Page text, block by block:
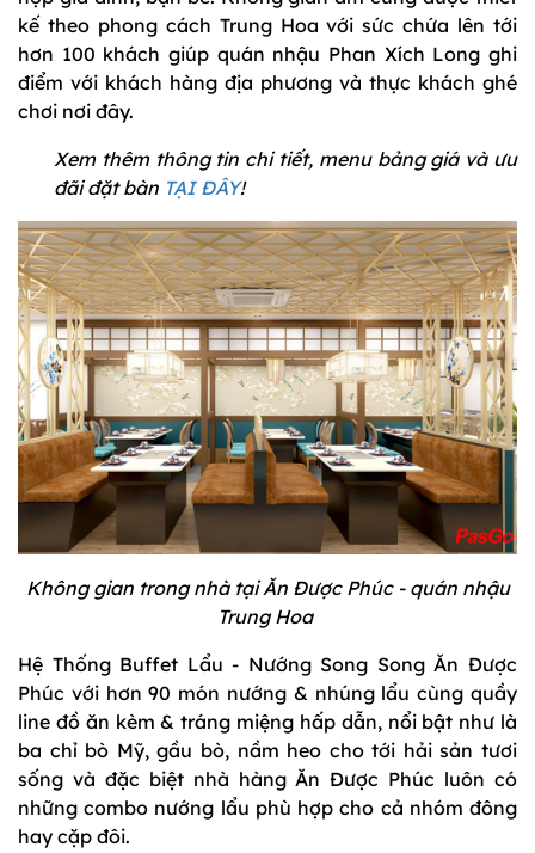
kế theo phong cách Trung Hoa với sức chứa lên tới
hơn 100 khách giúp quán nhậu Phan Xích Long ghi
điểm với khách hàng địa phương và thực khách ghé
chơi nơi đây.
Xem thêm thông tin chi tiết, menu bảng giá và ưu
đãi đặt bàn TẠI ĐÂY!
Không gian trong nhà tại Ăn Được Phúc - quán nhậu
Trung Hoa
Hệ Thống Buffet Lẩu - Nướng Song Song Ăn Được
Phúc với hơn 90 món nướng & nhúng lẩu cùng quầy
line đồ ăn kèm & tráng miệng hấp dẫn, nổi bật như là
ba chỉ bò Mỹ, gầu bò, nầm heo cho tới hải sản tươi
sống và đặc biệt nhà hàng Ăn Được Phúc luôn có
những combo nướng lẩu phù hợp cho cả nhóm đông
hay cặp đôi.